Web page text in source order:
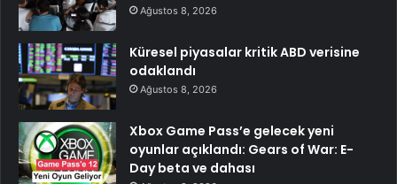
Ağustos 8, 2026
Küresel piyasalar kritik ABD verisine
odaklandı
Ağustos 8, 2026
Xbox Game Pass’e gelecek yeni
oyunlar açıklandı: Gears of War: E-
Day beta ve dahası